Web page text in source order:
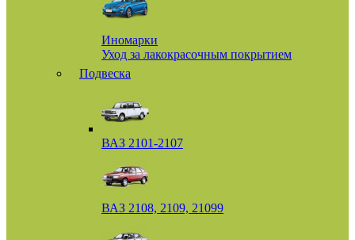
Иномарки
Уход за лакокрасочным покрытием
Подвеска
ВАЗ 2101-2107
ВАЗ 2108, 2109, 21099